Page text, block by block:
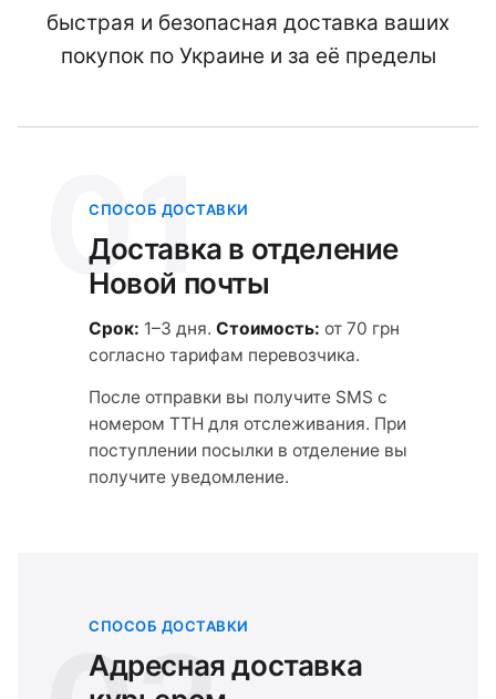
быстрая и безопасная доставка ваших
покупок по Украине и за её пределы
01
СПОСОБ ДОСТАВКИ
Доставка в отделение
Новой почты
Срок: 1–3 дня. Стоимость: от 70 грн
согласно тарифам перевозчика.
После отправки вы получите SMS с
номером ТТН для отслеживания. При
поступлении посылки в отделение вы
получите уведомление.
СПОСОБ ДОСТАВКИ
Адресная доставка